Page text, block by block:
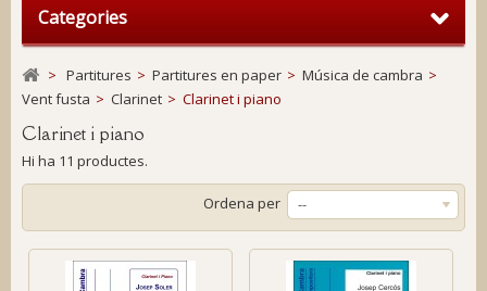
Categories
> Partitures > Partitures en paper > Música de cambra >
Vent fusta > Clarinet > Clarinet i piano
Clarinet i piano
Hi ha 11 productes.
Ordena per --